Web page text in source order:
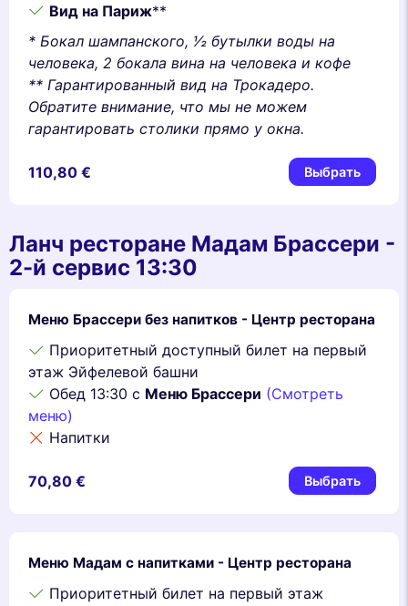
Вид на Париж**
* Бокал шампанского, 1⁄2 бутылки воды на
человека, 2 бокала вина на человека и кофе
** Гарантированный вид на Трокадеро.
Обратите внимание, что мы не можем
гарантировать столики прямо у окна.
110,80 € Выбрать
Ланч ресторане Мадам Брассери -
2-й сервис 13:30
Меню Брассери без напитков - Центр ресторана
Приоритетный доступный билет на первый
этаж Эйфелевой башни
Обед 13:30 с Меню Брассери (Смотреть
меню)
Напитки
70,80 € Выбрать
Меню Мадам с напитками - Центр ресторана
Приоритетный билет на первый этаж